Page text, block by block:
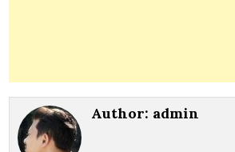
Author: admin